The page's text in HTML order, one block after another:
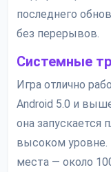
последнего
без перерывов.
Системные
Игра отлично
Android 5.0 и
она запускается
высоком
места — около